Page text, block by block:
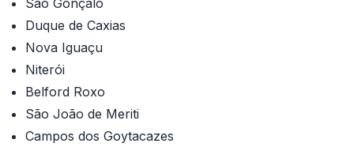
São Gonçalo
Duque de Caxias
Nova Iguaçu
Niterói
Belford Roxo
São João de Meriti
Campos dos Goytacazes